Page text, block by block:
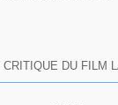
CRITIQUE DU FILM